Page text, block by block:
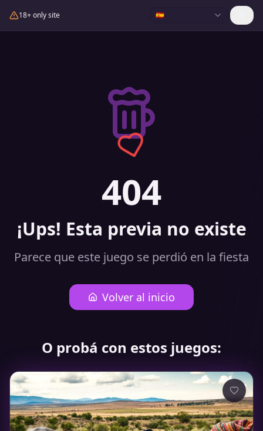
18+ only site 🇪🇸
404
¡Ups! Esta previa no existe
Parece que este juego se perdió en la fiesta
Volver al inicio
O probá con estos juegos: